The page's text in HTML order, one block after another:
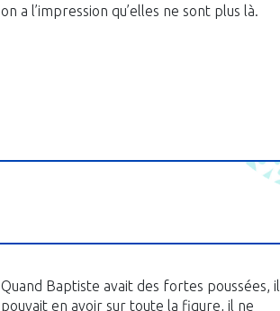
on a l’impression qu’elles ne sont plus là.
Quand Baptiste avait des fortes poussées, il
pouvait en avoir sur toute la figure, il ne